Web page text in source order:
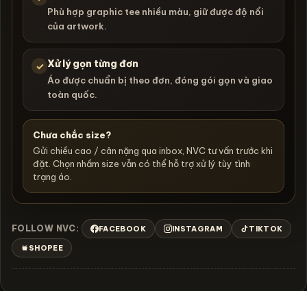
Phù hợp graphic tee nhiều màu, giữ được độ nổi
của artwork.
✓ Xử lý gọn từng đơn
Áo được chuẩn bị theo đơn, đóng gói gọn và giao
toàn quốc.
Chưa chắc size?
Gửi chiều cao / cân nặng qua inbox, NVC tư vấn trước khi
đặt. Chọn nhầm size vẫn có thể hỗ trợ xử lý tùy tình
trạng áo.
FOLLOW NVC: FACEBOOK INSTAGRAM
TIKTOK
SHOPEE